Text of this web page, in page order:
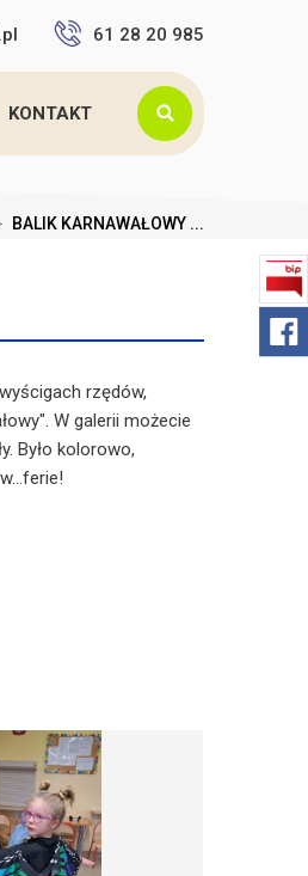
61 28 20 985
KONTAKT
BALIK KARNAWAŁOWY ...
rzędów,
W galerii możecie
Było kolorowo,